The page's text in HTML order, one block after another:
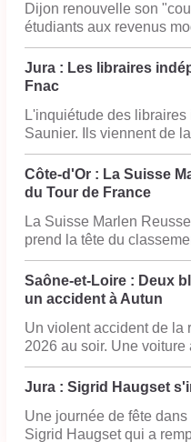
Dijon renouvelle son
étudiants aux revenus
Jura : Les libraires
Fnac
L'inquiétude des
Saunier. Ils viennent de
Côte-d'Or : La Suisse
du Tour de France
La Suisse Marlen
prend la tête du
Saône-et-Loire : Deux
un accident à Autun
Un violent accident de la
2026 au soir. Une voiture
Jura : Sigrid Haugset
Une journée de fête
Sigrid Haugset qui a